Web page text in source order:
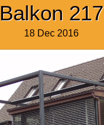
Balkon 217
18 Dec 2016